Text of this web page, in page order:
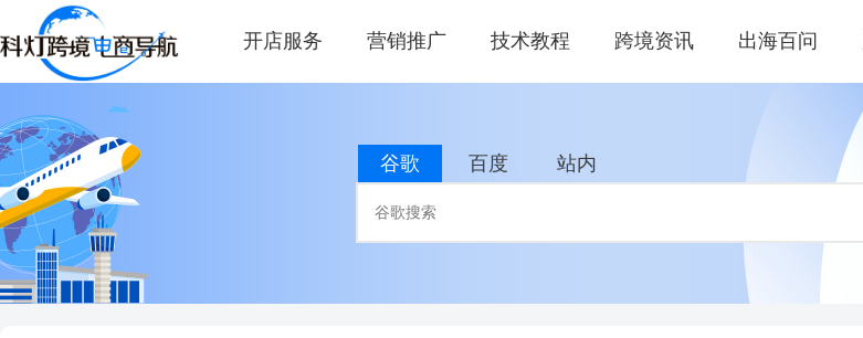
开店服务 营销推广 技术教程 跨境资讯 出海百问
谷歌 百度 站内